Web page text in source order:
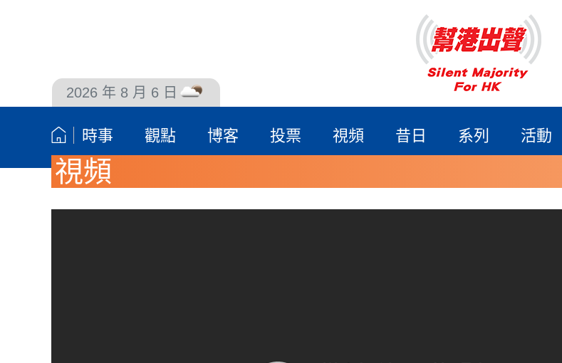
2026 年 8 月 6 日
時事 觀點 博客 投票 視頻 昔日 系列 活動
視頻